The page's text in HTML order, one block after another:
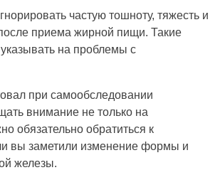
частую тошноту, тяжесть и
приема жирной пищи. Такие
на проблемы с
при самообследовании
внимание не только на
обязательно обратиться к
вы заметили изменение формы и
железы.